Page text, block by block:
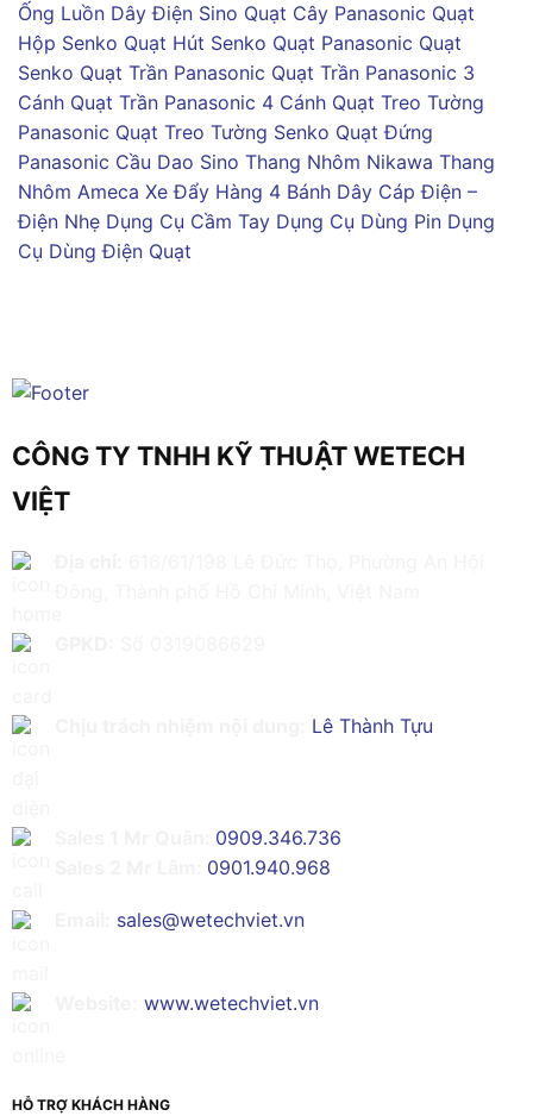
Ống Luồn Dây Điện Sino Quạt Cây Panasonic Quạt
Hộp Senko Quạt Hút Senko Quạt Panasonic Quạt
Senko Quạt Trần Panasonic Quạt Trần Panasonic 3
Cánh Quạt Trần Panasonic 4 Cánh Quạt Treo Tường
Panasonic Quạt Treo Tường Senko Quạt Đứng
Panasonic Cầu Dao Sino Thang Nhôm Nikawa Thang
Nhôm Ameca Xe Đẩy Hàng 4 Bánh Dây Cáp Điện –
Điện Nhẹ Dụng Cụ Cầm Tay Dụng Cụ Dùng Pin Dụng
Cụ Dùng Điện Quạt
CÔNG TY TNHH KỸ THUẬT WETECH
VIỆT
Lê Thành Tựu
0909.346.736
0901.940.968
sales@wetechviet.vn
www.wetechviet.vn
HỖ TRỢ KHÁCH HÀNG